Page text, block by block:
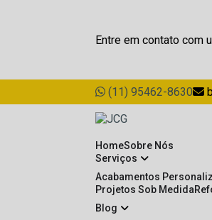
Entre em contato com
(11) 95462-8630
Home Sobre Nós
Serviços
Acabamentos
Projetos Sob Medida
Blog